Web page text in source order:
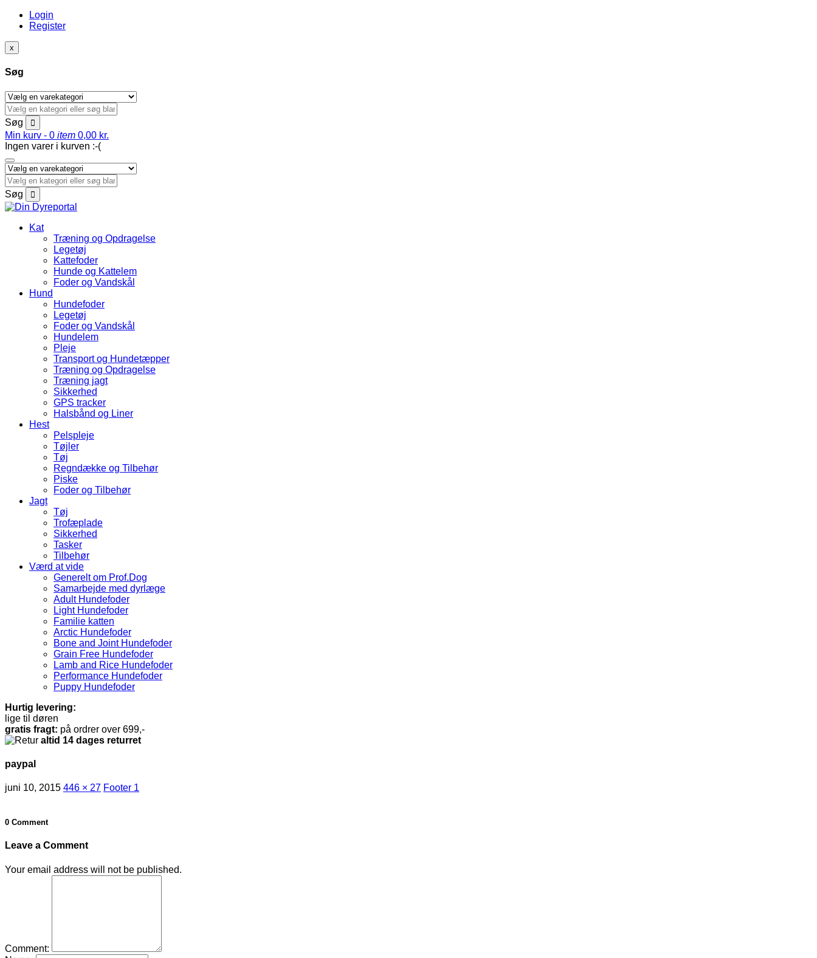
Login
Register
x
Søg
Søg
Min kurv - 0 item 0,00 kr.
Ingen varer i kurven :-(
Søg
Kat
Træning og Opdragelse
Legetøj
Kattefoder
Hunde og Kattelem
Foder og Vandskål
Hund
Hundefoder
Legetøj
Foder og Vandskål
Hundelem
Pleje
Transport og Hundetæpper
Træning og Opdragelse
Træning jagt
Sikkerhed
GPS tracker
Halsbånd og Liner
Hest
Pelspleje
Tøjler
Tøj
Regndække og Tilbehør
Piske
Foder og Tilbehør
Jagt
Tøj
Trofæplade
Sikkerhed
Tasker
Tilbehør
Værd at vide
Generelt om Prof.Dog
Samarbejde med dyrlæge
Adult Hundefoder
Light Hundefoder
Familie katten
Arctic Hundefoder
Bone and Joint Hundefoder
Grain Free Hundefoder
Lamb and Rice Hundefoder
Performance Hundefoder
Puppy Hundefoder
Hurtig levering:
lige til døren
gratis fragt: på ordrer over 699,-
altid 14 dages returret
paypal
juni 10, 2015 446 × 27 Footer 1
0 Comment
Leave a Comment
Your email address will not be published.
Comment: